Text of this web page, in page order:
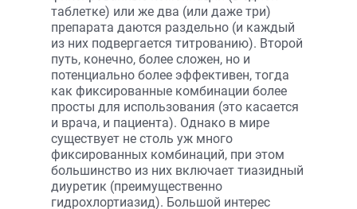
таблетке) или же два (или даже три)
препарата даются раздельно (и каждый
из них подвергается титрованию). Второй
путь, конечно, более сложен, но и
потенциально более эффективен, тогда
как фиксированные комбинации более
просты для использования (это касается
и врача, и пациента). Однако в мире
существует не столь уж много
фиксированных комбинаций, при этом
большинство из них включает тиазидный
диуретик (преимущественно
гидрохлортиазид). Большой интерес